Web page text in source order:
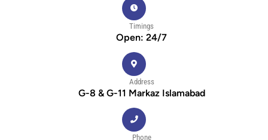
Timings
Open: 24/7
Address
G-8 & G-11 Markaz Islamabad
Phone